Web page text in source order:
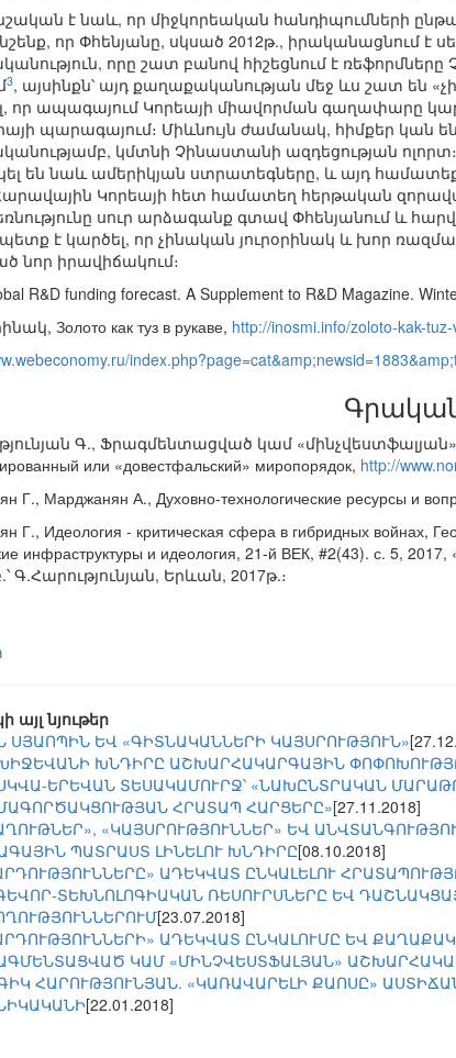
է նաև, որ միջկորեական հանդիպումների
որ Փհենյանը, սկսած 2012թ.,
որը շատ բանով հիշեցնում է
3, այսինքն՝ այդ քաղաքականության մեջ ևս շատ են
որ ապագայում Կորեայի միավորման գաղափարը
պարագայում։ Միևնույն ժամանակ, հիմքեր կան
կմտնի Չինաստանի ազդեցության
են նաև ամերիկյան ստրատեգները, և այդ
Կորեայի հետ համատեղ հերթական
սուր արձագանք գտավ Փհենյանում և
է կարծել, որ չինական յուրօրինակ և խոր
նոր իրավիճակում։
R&D funding forecast. A Supplement to R&D Magazine.
Золото как туз в рукаве, http://inosmi.info/zoloto-kak-
Գ., Ֆրագմենտացված կամ «մինչվեստֆալյան»
или «довестфальский» миропорядок, http://
Г., Марджанян А., Духовно-технологические ресурсы и
Г., Идеология - критическая сфера в гибридных войнах,
инфраструктуры и идеология, 21-й ВЕК, #2(43).
Գ.Հարությունյան, Երևան, 2017թ.։
այլ նյութեր
ՍՅԱՈՊԻՆ ԵՎ «ԳԻՏՆԱԿԱՆՆԵՐԻ ԿԱՅՍՐՈՒԹՅՈՒՆ»
ԽՆԴԻՐԸ ԱՇԽԱՐՀԱԿԱՐԳԱՅԻՆ
ԵՐԵՎԱՆ ՏԵՍԱԿԱՄՈՒՐՋ՝ «ՆԱԽԸՆՏՐԱԿԱՆ
ՀՐԱՏԱՊ ՀԱՐՑԵՐԸ»[27.11.2018]
«ԿԱՅՍՐՈՒԹՅՈՒՆՆԵՐ» ԵՎ
ՊԱՏՐԱՍՏ ԼԻՆԵԼՈՒ ԽՆԴԻՐԸ[08.10.2018]
ԱԴԵԿՎԱՏ ԸՆԿԱԼԵԼՈՒ
ՏԵԽՆՈԼՈԳԻԱԿԱՆ ՌԵՍՈՒՐՍՆԵՐԸ ԵՎ
[23.07.2018]
ԱԴԵԿՎԱՏ ԸՆԿԱԼՈՒՄԸ ԵՎ
ԿԱՄ «ՄԻՆՉՎԵՍՏՖԱԼՅԱՆ»
ՀԱՐՈՒԹՅՈՒՆՅԱՆ. «ԿԱՌԱՎԱՐԵԼԻ ՔԱՈՍԸ»
[22.01.2018]